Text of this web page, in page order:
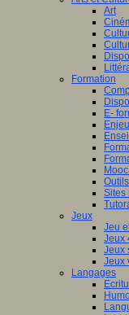
Art
Formation
E-
Sites
Jeux
Jeu
Jeux
Jeux
Jeux
Langages